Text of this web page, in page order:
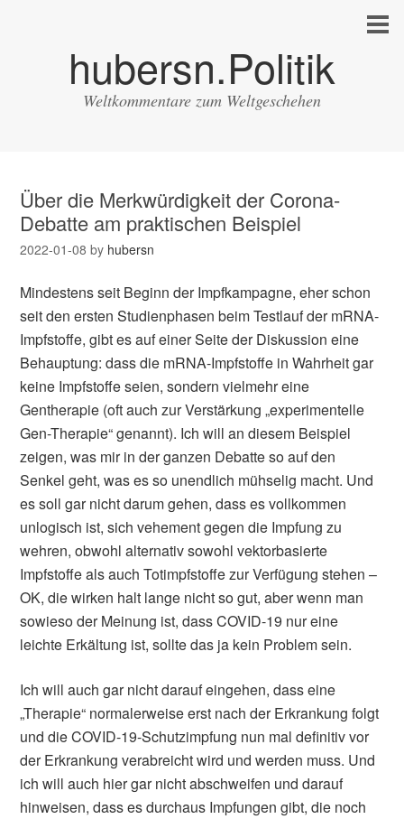
hubersn.Politik
Weltkommentare zum Weltgeschehen
Über die Merkwürdigkeit der Corona-
Debatte am praktischen Beispiel
2022-01-08 by hubersn
Mindestens seit Beginn der Impfkampagne, eher schon
seit den ersten Studienphasen beim Testlauf der mRNA-
Impfstoffe, gibt es auf einer Seite der Diskussion eine
Behauptung: dass die mRNA-Impfstoffe in Wahrheit gar
keine Impfstoffe seien, sondern vielmehr eine
Gentherapie (oft auch zur Verstärkung „experimentelle
Gen-Therapie“ genannt). Ich will an diesem Beispiel
zeigen, was mir in der ganzen Debatte so auf den
Senkel geht, was es so unendlich mühselig macht. Und
es soll gar nicht darum gehen, dass es vollkommen
unlogisch ist, sich vehement gegen die Impfung zu
wehren, obwohl alternativ sowohl vektorbasierte
Impfstoffe als auch Totimpfstoffe zur Verfügung stehen –
OK, die wirken halt lange nicht so gut, aber wenn man
sowieso der Meinung ist, dass COVID-19 nur eine
leichte Erkältung ist, sollte das ja kein Problem sein.
Ich will auch gar nicht darauf eingehen, dass eine
„Therapie“ normalerweise erst nach der Erkrankung folgt
und die COVID-19-Schutzimpfung nun mal definitiv vor
der Erkrankung verabreicht wird und werden muss. Und
ich will auch hier gar nicht abschweifen und darauf
hinweisen, dass es durchaus Impfungen gibt, die noch